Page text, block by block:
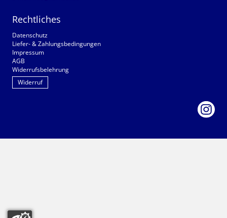
Rechtliches
Datenschutz
Liefer- & Zahlungsbedingungen
Impressum
AGB
Widerrufsbelehrung
Widerruf